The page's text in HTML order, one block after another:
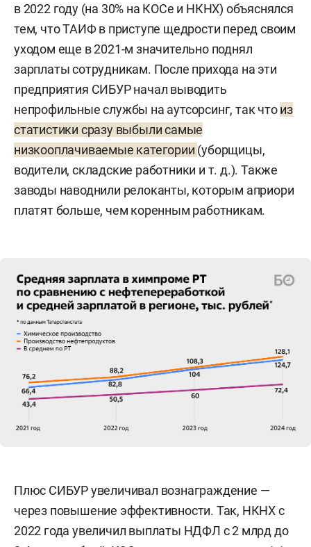
в 2022 году (на 30% на КОСе и НКНХ) объяснялся
тем, что ТАИФ в приступе щедрости перед своим
уходом еще в 2021-м значительно поднял
зарплаты сотрудникам. После прихода на эти
предприятия СИБУР начал выводить
непрофильные службы на аутсорсинг, так чтоиз
статистики сразу выбыли самые
низкооплачиваемые категории (уборщицы,
водители, складские работники и т. д.). Также
заводы наводнили релоканты, которым априори
платят больше, чем коренным работникам.
Плюс СИБУР увеличивал вознаграждение —
через повышение эффективности. Так, НКНХ с
2022 года увеличил выплаты НДФЛ с 2 млрд до